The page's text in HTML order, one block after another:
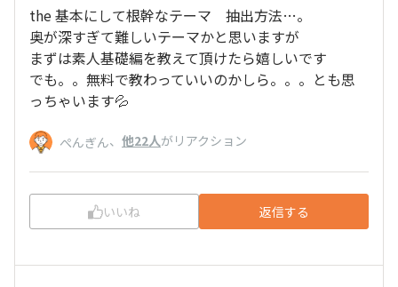
the 基本にして根幹なテーマ 抽出方法…。
奥が深すぎて難しいテーマかと思いますが
まずは素人基礎編を教えて頂けたら嬉しいです
でも。。無料で教わっていいのかしら。。。とも思
っちゃいます💦
ぺんぎん、 他22人がリアクション
いいね 返信する